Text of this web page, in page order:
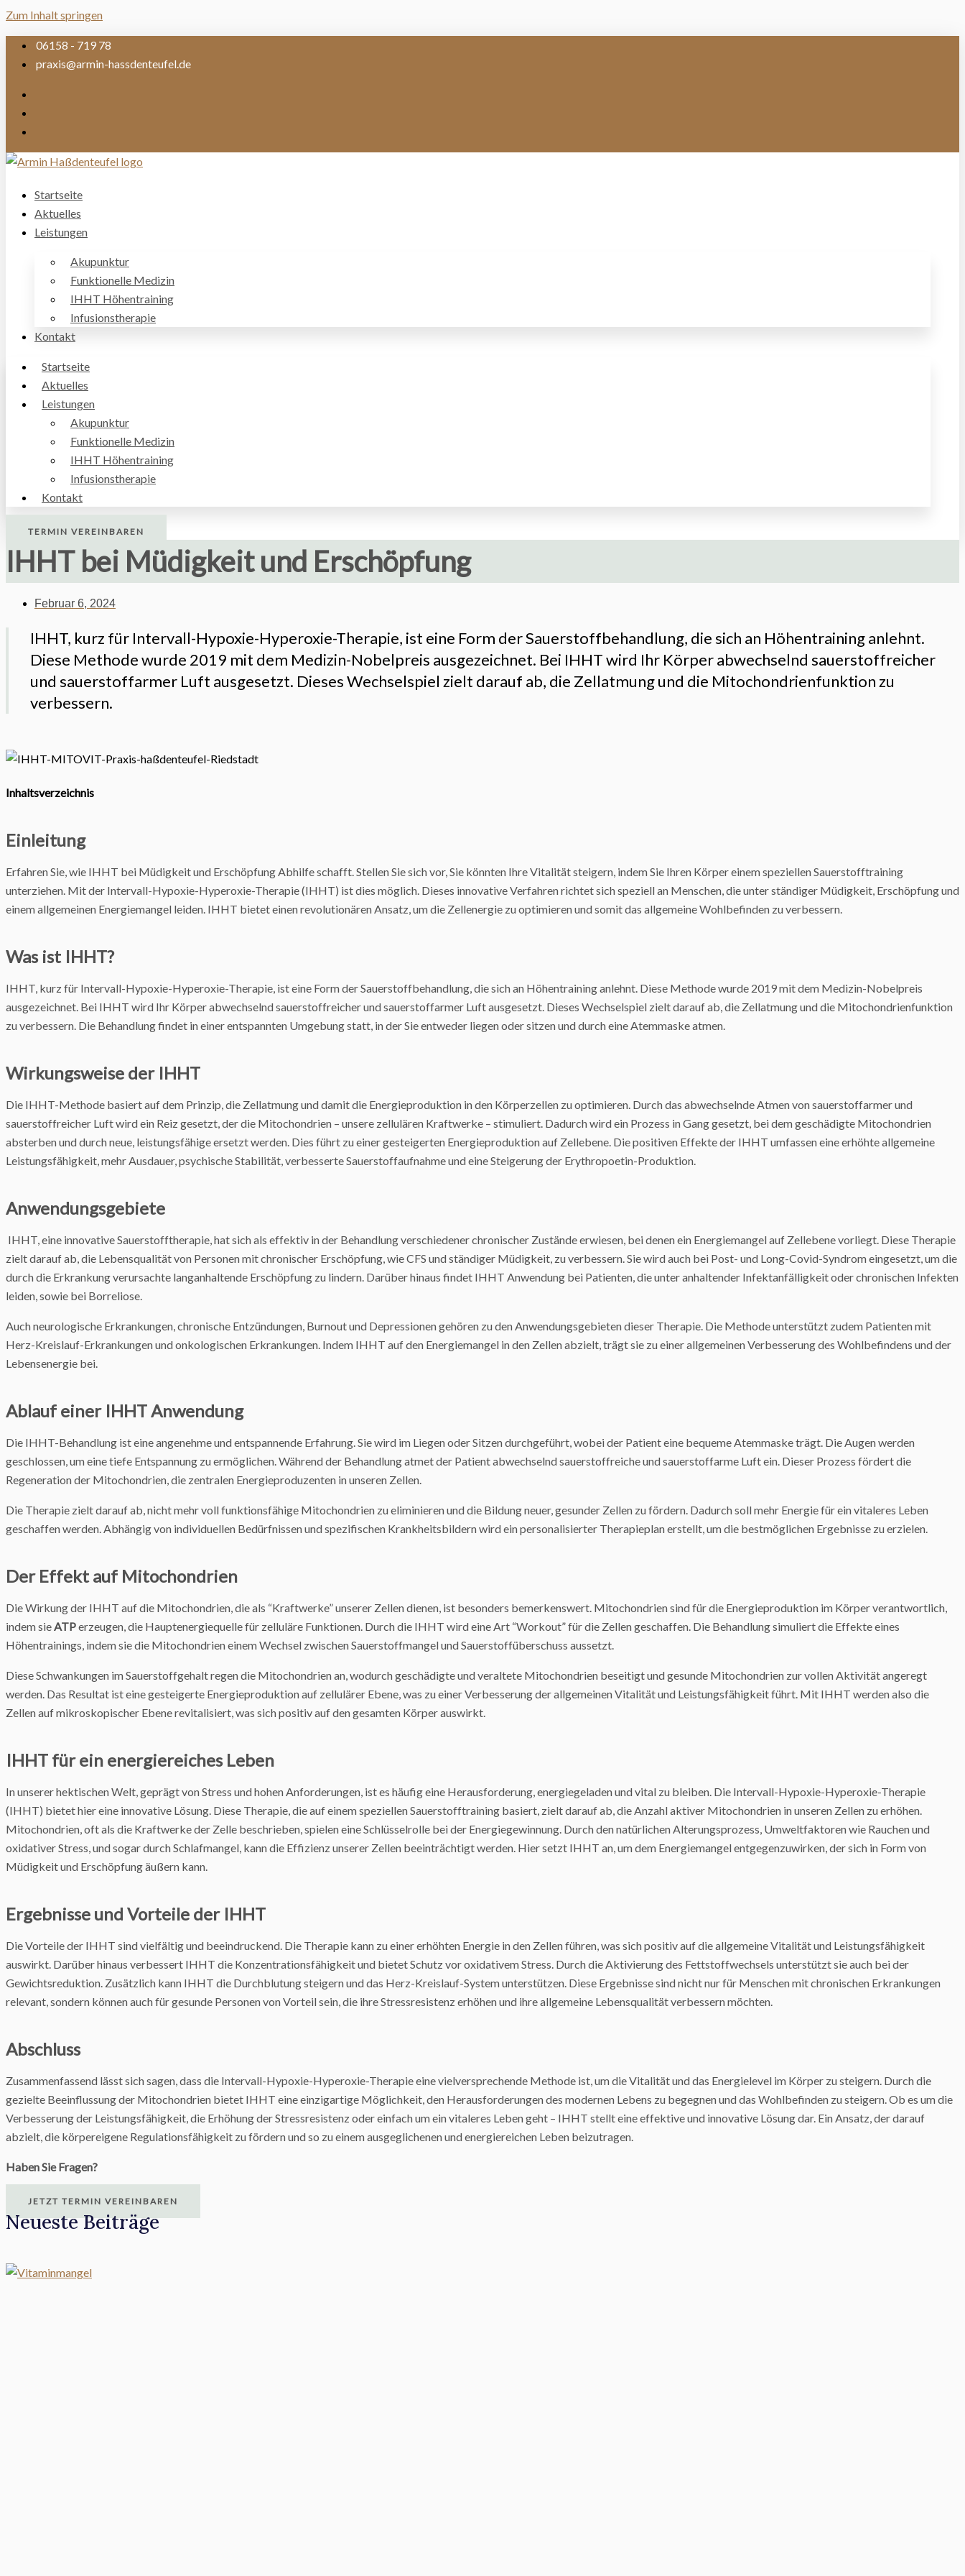
Zum Inhalt springen
06158 - 719 78
praxis@armin-hassdenteufel.de
Startseite
Aktuelles
Leistungen
Akupunktur
Funktionelle Medizin
IHHT Höhentraining
Infusionstherapie
Kontakt
Startseite
Aktuelles
Leistungen
Akupunktur
Funktionelle Medizin
IHHT Höhentraining
Infusionstherapie
Kontakt
TERMIN VEREINBAREN
IHHT bei Müdigkeit und Erschöpfung
Februar 6, 2024
IHHT, kurz für Intervall-Hypoxie-Hyperoxie-Therapie, ist eine Form der Sauerstoffbehandlung, die sich an Höhentraining anlehnt.
Diese Methode wurde 2019 mit dem Medizin-Nobelpreis ausgezeichnet. Bei IHHT wird Ihr Körper abwechselnd sauerstoffreicher
und sauerstoffarmer Luft ausgesetzt. Dieses Wechselspiel zielt darauf ab, die Zellatmung und die Mitochondrienfunktion zu
verbessern.
Inhaltsverzeichnis
Einleitung
Erfahren Sie, wie IHHT bei Müdigkeit und Erschöpfung Abhilfe schafft. Stellen Sie sich vor, Sie könnten Ihre Vitalität steigern, indem Sie Ihren Körper einem speziellen Sauerstofftraining
unterziehen. Mit der Intervall-Hypoxie-Hyperoxie-Therapie (IHHT) ist dies möglich. Dieses innovative Verfahren richtet sich speziell an Menschen, die unter ständiger Müdigkeit, Erschöpfung und
einem allgemeinen Energiemangel leiden. IHHT bietet einen revolutionären Ansatz, um die Zellenergie zu optimieren und somit das allgemeine Wohlbefinden zu verbessern.
Was ist IHHT?
IHHT, kurz für Intervall-Hypoxie-Hyperoxie-Therapie, ist eine Form der Sauerstoffbehandlung, die sich an Höhentraining anlehnt. Diese Methode wurde 2019 mit dem Medizin-Nobelpreis
ausgezeichnet. Bei IHHT wird Ihr Körper abwechselnd sauerstoffreicher und sauerstoffarmer Luft ausgesetzt. Dieses Wechselspiel zielt darauf ab, die Zellatmung und die Mitochondrienfunktion
zu verbessern. Die Behandlung findet in einer entspannten Umgebung statt, in der Sie entweder liegen oder sitzen und durch eine Atemmaske atmen.
Wirkungsweise der IHHT
Die IHHT-Methode basiert auf dem Prinzip, die Zellatmung und damit die Energieproduktion in den Körperzellen zu optimieren. Durch das abwechselnde Atmen von sauerstoffarmer und
sauerstoffreicher Luft wird ein Reiz gesetzt, der die Mitochondrien – unsere zellulären Kraftwerke – stimuliert. Dadurch wird ein Prozess in Gang gesetzt, bei dem geschädigte Mitochondrien
absterben und durch neue, leistungsfähige ersetzt werden. Dies führt zu einer gesteigerten Energieproduktion auf Zellebene. Die positiven Effekte der IHHT umfassen eine erhöhte allgemeine
Leistungsfähigkeit, mehr Ausdauer, psychische Stabilität, verbesserte Sauerstoffaufnahme und eine Steigerung der Erythropoetin-Produktion.
Anwendungsgebiete
IHHT, eine innovative Sauerstofftherapie, hat sich als effektiv in der Behandlung verschiedener chronischer Zustände erwiesen, bei denen ein Energiemangel auf Zellebene vorliegt. Diese Therapie
zielt darauf ab, die Lebensqualität von Personen mit chronischer Erschöpfung, wie CFS und ständiger Müdigkeit, zu verbessern. Sie wird auch bei Post- und Long-Covid-Syndrom eingesetzt, um die
durch die Erkrankung verursachte langanhaltende Erschöpfung zu lindern. Darüber hinaus findet IHHT Anwendung bei Patienten, die unter anhaltender Infektanfälligkeit oder chronischen Infekten
leiden, sowie bei Borreliose.
Auch neurologische Erkrankungen, chronische Entzündungen, Burnout und Depressionen gehören zu den Anwendungsgebieten dieser Therapie. Die Methode unterstützt zudem Patienten mit
Herz-Kreislauf-Erkrankungen und onkologischen Erkrankungen. Indem IHHT auf den Energiemangel in den Zellen abzielt, trägt sie zu einer allgemeinen Verbesserung des Wohlbefindens und der
Lebensenergie bei.
Ablauf einer IHHT Anwendung
Die IHHT-Behandlung ist eine angenehme und entspannende Erfahrung. Sie wird im Liegen oder Sitzen durchgeführt, wobei der Patient eine bequeme Atemmaske trägt. Die Augen werden
geschlossen, um eine tiefe Entspannung zu ermöglichen. Während der Behandlung atmet der Patient abwechselnd sauerstoffreiche und sauerstoffarme Luft ein. Dieser Prozess fördert die
Regeneration der Mitochondrien, die zentralen Energieproduzenten in unseren Zellen.
Die Therapie zielt darauf ab, nicht mehr voll funktionsfähige Mitochondrien zu eliminieren und die Bildung neuer, gesunder Zellen zu fördern. Dadurch soll mehr Energie für ein vitaleres Leben
geschaffen werden. Abhängig von individuellen Bedürfnissen und spezifischen Krankheitsbildern wird ein personalisierter Therapieplan erstellt, um die bestmöglichen Ergebnisse zu erzielen.
Der Effekt auf Mitochondrien
Die Wirkung der IHHT auf die Mitochondrien, die als “Kraftwerke” unserer Zellen dienen, ist besonders bemerkenswert. Mitochondrien sind für die Energieproduktion im Körper verantwortlich,
indem sieATPerzeugen, die Hauptenergiequelle für zelluläre Funktionen. Durch die IHHT wird eine Art “Workout” für die Zellen geschaffen. Die Behandlung simuliert die Effekte eines
Höhentrainings, indem sie die Mitochondrien einem Wechsel zwischen Sauerstoffmangel und Sauerstoffüberschuss aussetzt.
Diese Schwankungen im Sauerstoffgehalt regen die Mitochondrien an, wodurch geschädigte und veraltete Mitochondrien beseitigt und gesunde Mitochondrien zur vollen Aktivität angeregt
werden. Das Resultat ist eine gesteigerte Energieproduktion auf zellulärer Ebene, was zu einer Verbesserung der allgemeinen Vitalität und Leistungsfähigkeit führt. Mit IHHT werden also die
Zellen auf mikroskopischer Ebene revitalisiert, was sich positiv auf den gesamten Körper auswirkt.
IHHT für ein energiereiches Leben
In unserer hektischen Welt, geprägt von Stress und hohen Anforderungen, ist es häufig eine Herausforderung, energiegeladen und vital zu bleiben. Die Intervall-Hypoxie-Hyperoxie-Therapie
(IHHT) bietet hier eine innovative Lösung. Diese Therapie, die auf einem speziellen Sauerstofftraining basiert, zielt darauf ab, die Anzahl aktiver Mitochondrien in unseren Zellen zu erhöhen.
Mitochondrien, oft als die Kraftwerke der Zelle beschrieben, spielen eine Schlüsselrolle bei der Energiegewinnung. Durch den natürlichen Alterungsprozess, Umweltfaktoren wie Rauchen und
oxidativer Stress, und sogar durch Schlafmangel, kann die Effizienz unserer Zellen beeinträchtigt werden. Hier setzt IHHT an, um dem Energiemangel entgegenzuwirken, der sich in Form von
Müdigkeit und Erschöpfung äußern kann.
Ergebnisse und Vorteile der IHHT
Die Vorteile der IHHT sind vielfältig und beeindruckend. Die Therapie kann zu einer erhöhten Energie in den Zellen führen, was sich positiv auf die allgemeine Vitalität und Leistungsfähigkeit
auswirkt. Darüber hinaus verbessert IHHT die Konzentrationsfähigkeit und bietet Schutz vor oxidativem Stress. Durch die Aktivierung des Fettstoffwechsels unterstützt sie auch bei der
Gewichtsreduktion. Zusätzlich kann IHHT die Durchblutung steigern und das Herz-Kreislauf-System unterstützen. Diese Ergebnisse sind nicht nur für Menschen mit chronischen Erkrankungen
relevant, sondern können auch für gesunde Personen von Vorteil sein, die ihre Stressresistenz erhöhen und ihre allgemeine Lebensqualität verbessern möchten.
Abschluss
Zusammenfassend lässt sich sagen, dass die Intervall-Hypoxie-Hyperoxie-Therapie eine vielversprechende Methode ist, um die Vitalität und das Energielevel im Körper zu steigern. Durch die
gezielte Beeinflussung der Mitochondrien bietet IHHT eine einzigartige Möglichkeit, den Herausforderungen des modernen Lebens zu begegnen und das Wohlbefinden zu steigern. Ob es um die
Verbesserung der Leistungsfähigkeit, die Erhöhung der Stressresistenz oder einfach um ein vitaleres Leben geht – IHHT stellt eine effektive und innovative Lösung dar. Ein Ansatz, der darauf
abzielt, die körpereigene Regulationsfähigkeit zu fördern und so zu einem ausgeglichenen und energiereichen Leben beizutragen.
Haben Sie Fragen?
JETZT TERMIN VEREINBAREN
Neueste Beiträge